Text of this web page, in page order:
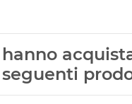
seguenti